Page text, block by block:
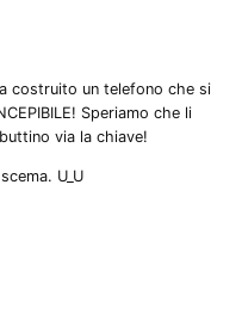
costruito un telefono che si
Speriamo che li
via la chiave!
U_U